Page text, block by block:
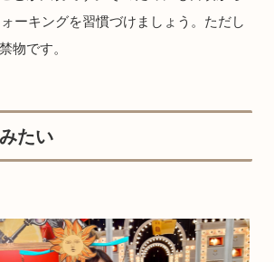
ーキングを習慣づけましょう。ただし
物です。
たい